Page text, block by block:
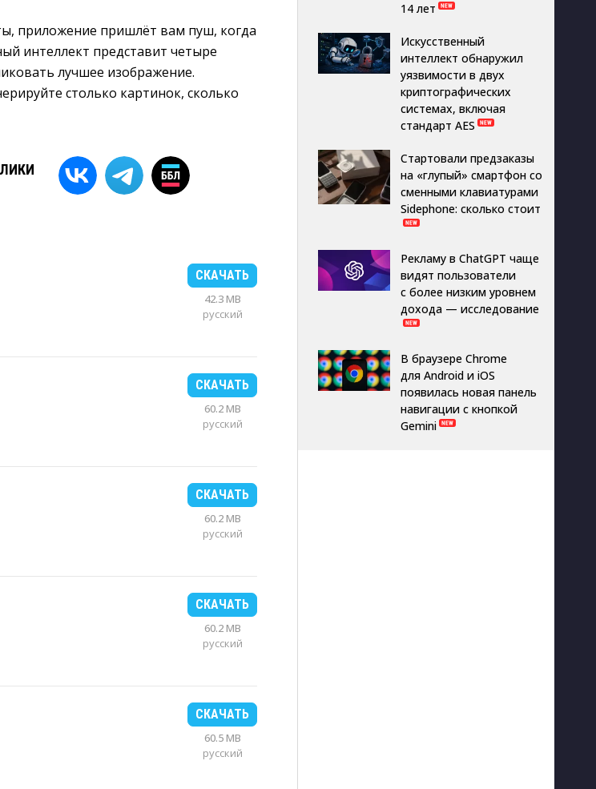
приложение пришлёт вам пуш, когда
интеллект представит четыре
лучшее изображение.
столько картинок, сколько
СКАЧАТЬ
42.3 MB
русский
СКАЧАТЬ
60.2 MB
русский
СКАЧАТЬ
60.2 MB
русский
СКАЧАТЬ
60.2 MB
русский
СКАЧАТЬ
60.5 MB
русский
14 лет
Искусственный
интеллект обнаружил
уязвимости в двух
криптографических
системах, включая
стандарт AES
Стартовали предзаказы
на «глупый» смартфон со
сменными клавиатурами
Sidephone: сколько стоит
Рекламу в ChatGPT чаще
видят пользователи
с более низким уровнем
дохода — исследование
В браузере Chrome
для Android и iOS
появилась новая панель
навигации с кнопкой
Gemini